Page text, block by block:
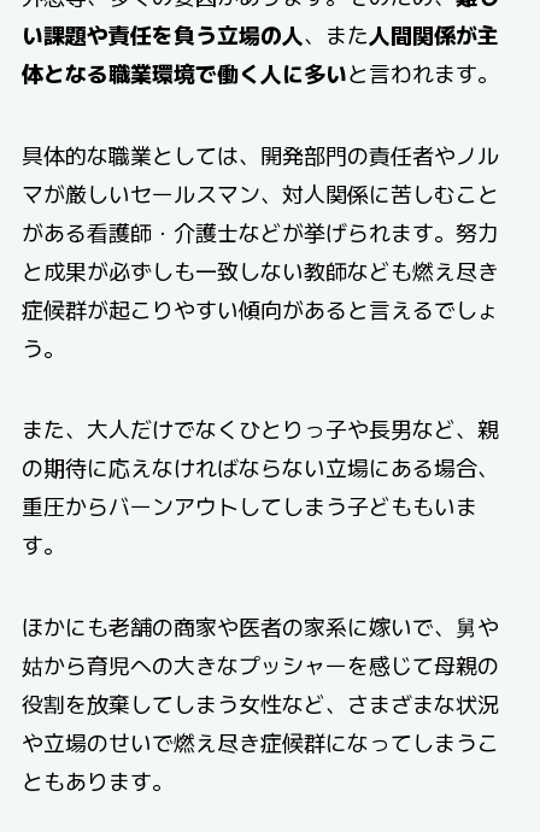
い課題や責任を負う立場の人、また人間関係が主
体となる職業環境で働く人に多いと言われます。
具体的な職業としては、開発部門の責任者やノル
マが厳しいセールスマン、対人関係に苦しむこと
がある看護師・介護士などが挙げられます。努力
と成果が必ずしも一致しない教師なども燃え尽き
症候群が起こりやすい傾向があると言えるでしょ
う。
また、大人だけでなくひとりっ子や長男など、親
の期待に応えなければならない立場にある場合、
重圧からバーンアウトしてしまう子どももいま
す。
ほかにも老舗の商家や医者の家系に嫁いで、舅や
姑から育児への大きなプッシャーを感じて母親の
役割を放棄してしまう女性など、さまざまな状況
や立場のせいで燃え尽き症候群になってしまうこ
ともあります。